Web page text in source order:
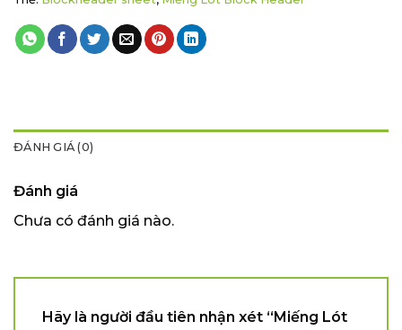
ĐÁNH GIÁ (0)
Đánh giá
Chưa có đánh giá nào.
Hãy là người đầu tiên nhận xét “Miếng Lót